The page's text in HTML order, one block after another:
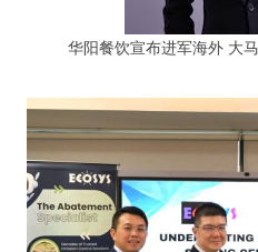
华阳餐饮宣布进军海外 大